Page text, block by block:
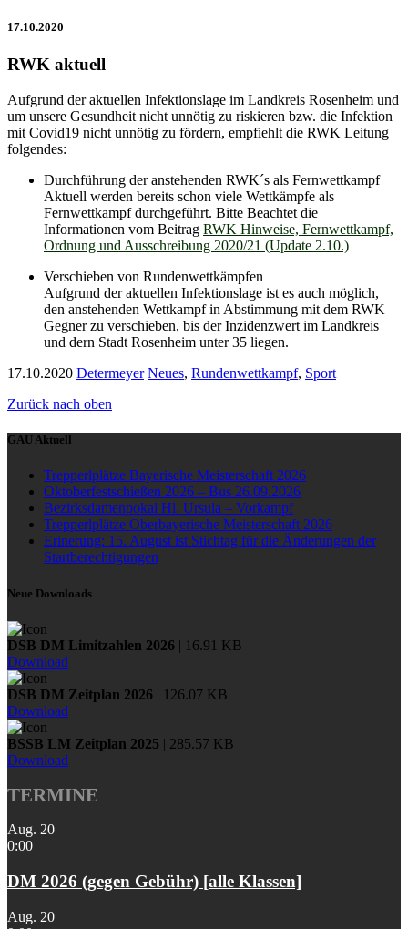
17.10.2020
RWK aktuell
Aufgrund der aktuellen Infektionslage im Landkreis Rosenheim und
um unsere Gesundheit nicht unnötig zu riskieren bzw. die Infektion
mit Covid19 nicht unnötig zu fördern, empfiehlt die RWK Leitung
folgendes:
Durchführung der anstehenden RWK´s als Fernwettkampf
Aktuell werden bereits schon viele Wettkämpfe als
Fernwettkampf durchgeführt. Bitte Beachtet die
Informationen vom Beitrag RWK Hinweise, Fernwettkampf,
Ordnung und Ausschreibung 2020/21 (Update 2.10.)
Verschieben von Rundenwettkämpfen
Aufgrund der aktuellen Infektionslage ist es auch möglich,
den anstehenden Wettkampf in Abstimmung mit dem RWK
Gegner zu verschieben, bis der Inzidenzwert im Landkreis
und dern Stadt Rosenheim unter 35 liegen.
17.10.2020 Determeyer Neues, Rundenwettkampf, Sport
Zurück nach oben
GAU Aktuell
Trepperlplätze Bayerische Meisterschaft 2026
Oktoberfestschießen 2026 – Bus 26.09.2026
Bezirksdamenpokal Hl. Ursula – Vorkampf
Trepperlplätze Oberbayerische Meisterschaft 2026
Erinerung: 15. August ist Stichtag für die Änderungen der
Startberechtigungen
Neue Downloads
DSB DM Limitzahlen 2026 | 16.91 KB
Download
DSB DM Zeitplan 2026 | 126.07 KB
Download
BSSB LM Zeitplan 2025 | 285.57 KB
Download
TERMINE
Aug. 20
0:00
DM 2026 (gegen Gebühr) [alle Klassen]
Aug. 20